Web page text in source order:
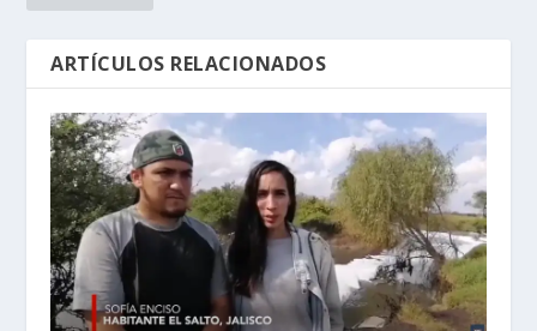
ARTÍCULOS RELACIONADOS